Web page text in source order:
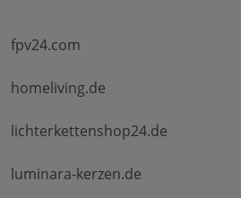
fpv24.com
homeliving.de
lichterkettenshop24.de
luminara-kerzen.de